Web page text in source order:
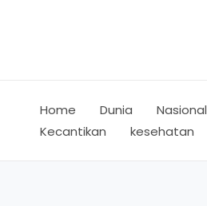
Home Dunia Nasional
Kecantikan
kesehatan